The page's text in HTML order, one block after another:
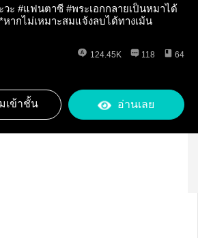
หมาได้
#หลุดโลก #อ่านขำๆ *หากไม่เหมาะสมแจ้งลบได้ทางเม้น
124.45K 118 64
เข้าชั้น อ่านเลย